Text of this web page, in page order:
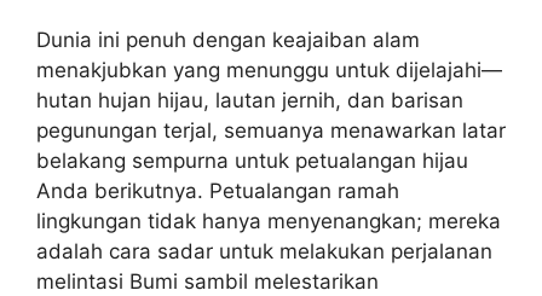
Dunia ini penuh dengan keajaiban alam
menakjubkan yang menunggu untuk dijelajahi—
hutan hujan hijau, lautan jernih, dan barisan
pegunungan terjal, semuanya menawarkan latar
belakang sempurna untuk petualangan hijau
Anda berikutnya. Petualangan ramah
lingkungan tidak hanya menyenangkan; mereka
adalah cara sadar untuk melakukan perjalanan
melintasi Bumi sambil melestarikan